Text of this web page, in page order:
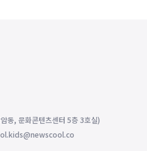
동, 문화콘텐츠센터 5층 3호실)